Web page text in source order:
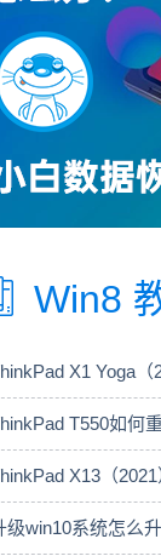
Win8
T550如何
级win10系统怎么升